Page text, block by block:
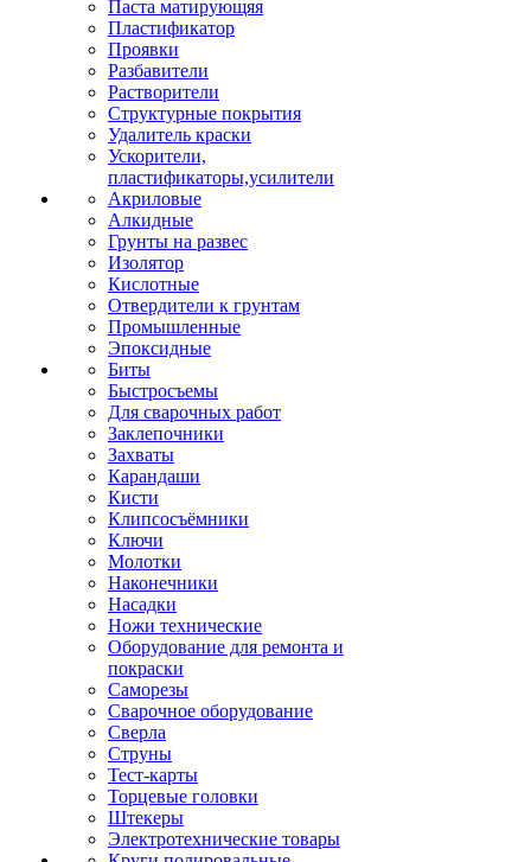
Паста матирующяя
Пластификатор
Проявки
Разбавители
Растворители
Структурные покрытия
Удалитель краски
Ускорители,
пластификаторы,усилители
Акриловые
Алкидные
Грунты на развес
Изолятор
Кислотные
Отвердители к грунтам
Промышленные
Эпоксидные
Биты
Быстросъемы
Для сварочных работ
Заклепочники
Захваты
Карандаши
Кисти
Клипсосъёмники
Ключи
Молотки
Наконечники
Насадки
Ножи технические
Оборудование для ремонта и
покраски
Саморезы
Сварочное оборудование
Сверла
Струны
Тест-карты
Торцевые головки
Штекеры
Электротехнические товары